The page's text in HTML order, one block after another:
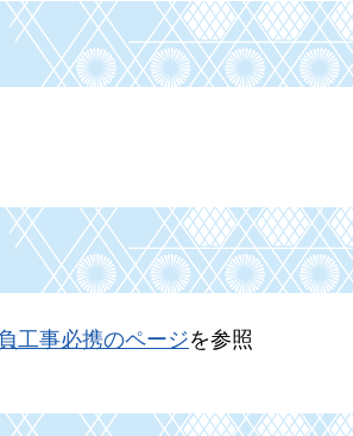
工事必携のページを参照